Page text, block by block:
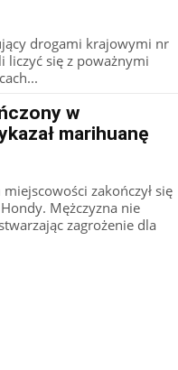
drogami krajowymi nr
liczyć się z poważnymi
w
marihuanę
zakończył się
Mężczyzna nie
zagrożenie dla